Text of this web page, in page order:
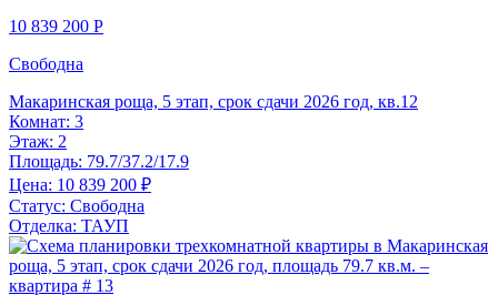
10 839 200 Р
Свободна
Макаринская роща, 5 этап, срок сдачи 2026 год, кв.12
Комнат: 3
Этаж: 2
Площадь: 79.7/37.2/17.9
Цена: 10 839 200 ₽
Статус: Свободна
Отделка: ТАУП